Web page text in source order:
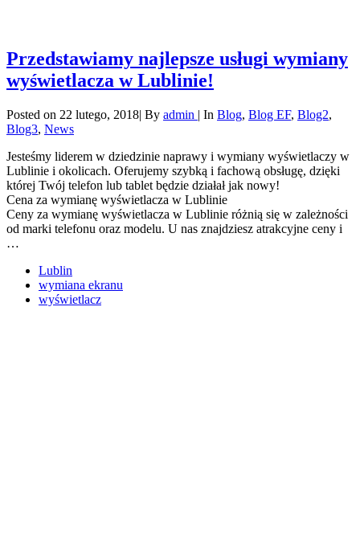
Przedstawiamy najlepsze usługi wymiany
wyświetlacza w Lublinie!
Posted on 22 lutego, 2018| By admin | In Blog, Blog EF, Blog2,
Blog3, News
Jesteśmy liderem w dziedzinie naprawy i wymiany wyświetlaczy w
Lublinie i okolicach. Oferujemy szybką i fachową obsługę, dzięki
której Twój telefon lub tablet będzie działał jak nowy!
Cena za wymianę wyświetlacza w Lublinie
Ceny za wymianę wyświetlacza w Lublinie różnią się w zależności
od marki telefonu oraz modelu. U nas znajdziesz atrakcyjne ceny i
…
Lublin
wymiana ekranu
wyświetlacz